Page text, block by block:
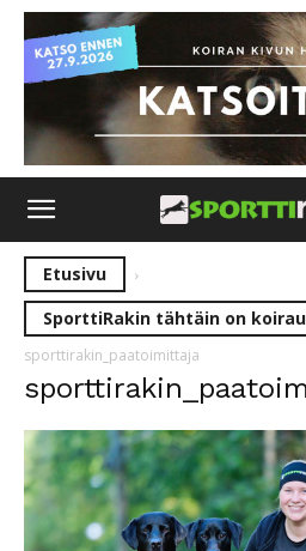
Etusivu
SporttiRakin tähtäin on
sporttirakin_paatoimittaja